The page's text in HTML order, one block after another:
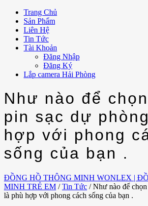
Trang Chủ
Sản Phẩm
Liên Hệ
Tin Tức
Tài Khoản
Đăng Nhập
Đăng Ký
Lắp camera Hải Phòng
Như nào để
pin sạc dự
hợp với phong
sống của bạn .
ĐỒNG HỒ THÔNG MINH WONLEX |
MINH TRẺ EM / Tin Tức / Như nào để
là phù hợp với phong cách sống của bạn .